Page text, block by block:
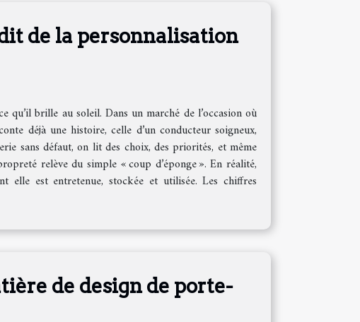
de la personnalisation
brille au soleil. Dans un marché de l’occasion où
déjà une histoire, celle d’un conducteur soigneux,
sans défaut, on lit des choix, des priorités, et même
relève du simple « coup d’éponge ». En réalité,
est entretenue, stockée et utilisée. Les chiffres
de design de porte-